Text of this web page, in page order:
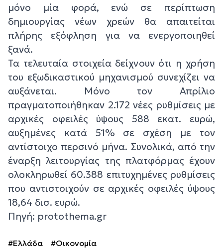
μόνο μία φορά, ενώ σε περίπτωση
δημιουργίας νέων χρεών θα απαιτείται
πλήρης εξόφληση για να ενεργοποιηθεί
ξανά.
Τα τελευταία στοιχεία δείχνουν ότι η χρήση
του εξωδικαστικού μηχανισμού συνεχίζει να
αυξάνεται. Μόνο τον Απρίλιο
πραγματοποιήθηκαν 2.172 νέες ρυθμίσεις με
αρχικές οφειλές ύψους 588 εκατ. ευρώ,
αυξημένες κατά 51% σε σχέση με τον
αντίστοιχο περσινό μήνα. Συνολικά, από την
έναρξη λειτουργίας της πλατφόρμας έχουν
ολοκληρωθεί 60.388 επιτυχημένες ρυθμίσεις
που αντιστοιχούν σε αρχικές οφειλές ύψους
18,64 δισ. ευρώ.
Πηγή: protothema.gr
#Ελλάδα
#Οικονομία